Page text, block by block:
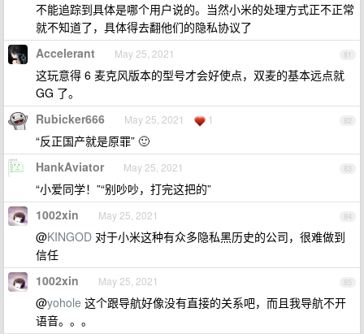
不能追踪到具体是哪个用户说的。当然小米的处理方式正不正常
就不知道了，具体得去翻他们的隐私协议了
81
Accelerant May 25, 2021
这玩意得 6 麦克风版本的型号才会好使点，双麦的基本远点就
GG 了。
82
Rubicker666 May 25, 2021 1
“反正国产就是原罪” 🙂
83
HankAviator May 25, 2021
“小爱同学！”“别吵吵，打完这把的”
84
1002xin May 25, 2021
@KINGOD 对于小米这种有众多隐私黑历史的公司，很难做到
信任
85
1002xin May 25, 2021
@yohole 这个跟导航好像没有直接的关系吧，而且我导航不开
语音。。。